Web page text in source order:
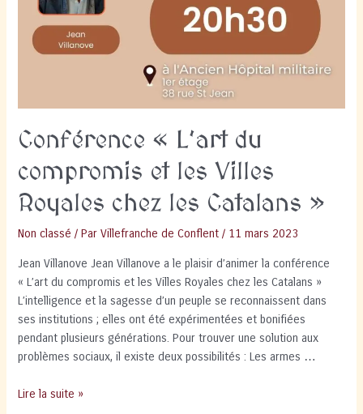
Conférence « L’art du
compromis et les Villes
Royales chez les Catalans »
Non classé / ParVillefranche de Conflent / 11 mars 2023
Jean Villanove Jean Villanove a le plaisir d’animer la conférence
« L’art du compromis et les Villes Royales chez les Catalans »
L’intelligence et la sagesse d’un peuple se reconnaissent dans
ses institutions ; elles ont été expérimentées et bonifiées
pendant plusieurs générations. Pour trouver une solution aux
problèmes sociaux, il existe deux possibilités : Les armes …
Conférence
Lire la suite »